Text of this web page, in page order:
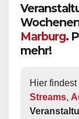
Marburg.
mehr!
Hier findest
Streams,